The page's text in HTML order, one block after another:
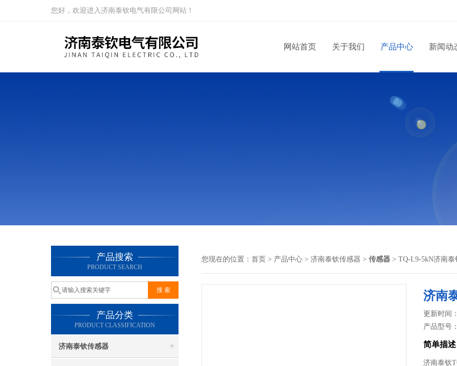
您好，欢迎进入济南泰钦电气有限公司网站！
网站首页 关于我们 产品中心 新闻动
产品搜索
PRODUCT SEARCH
产品分类
PRODUCT CLASSIFICATION
济南泰钦传感器
您现在的位置： 首页 > 产品中心 > 济南泰钦传感器 > 传感器 > TQ-L9-5kN济南
济南
更新时间
产品型号
简单描述
济南泰钦